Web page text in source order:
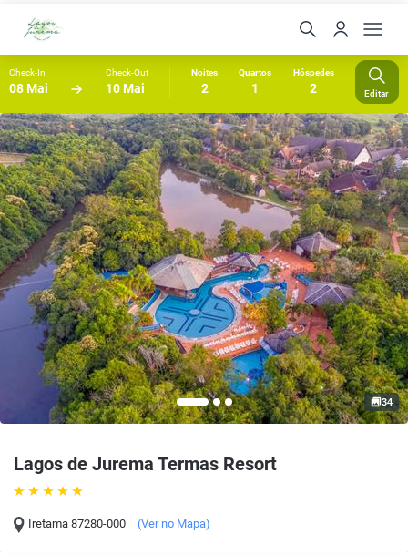
Check-In
08 Mai
Check-Out
10 Mai
Noites
2
Quartos
1
Hóspedes
2 Editar
Lagos de Jurema Termas Resort
Iretama 87280-000 (Ver no Mapa)
34